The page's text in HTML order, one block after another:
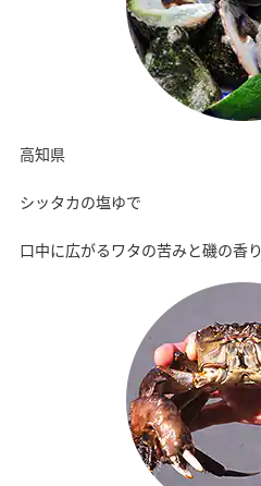
高知県
シッタカの塩ゆで
口中に広がるワタの苦みと磯の香り